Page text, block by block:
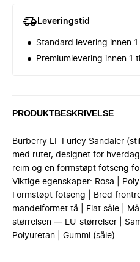
Leveringstid
Standard levering innen
Premiumlevering innen 1
PRODUKTBESKRIVELSE
Burberry LF Furley Sandaler
med ruter, designet for
reim og en formstøpt fotseng
Viktige egenskaper: Rosa |
Formstøpt fotseng | Bred
mandelformet tå | Flat såle |
størrelsen — EU-størrelser |
Polyuretan | Gummi (såle)